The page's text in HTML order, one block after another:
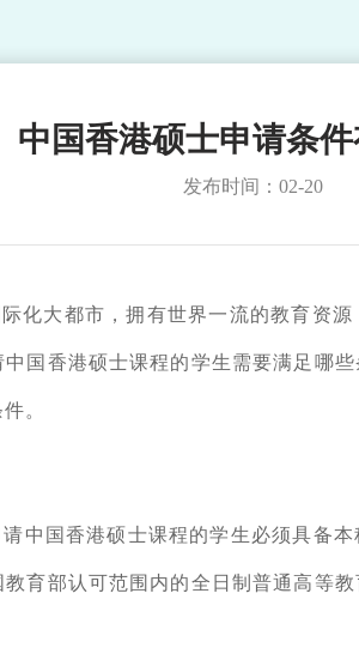
中国香港硕士申请条件
发布时间：02-20
化大都市，拥有世界一流的教育资
国香港硕士课程的学生需要满足哪
。
中国香港硕士课程的学生必须具备
育部认可范围内的全日制普通高等